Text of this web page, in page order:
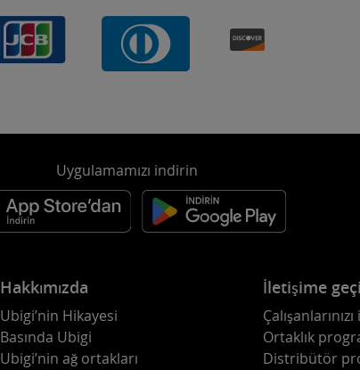
Uygulamamızı indirin
Hakkımızda
Ubigi’nin Hikayesi
Basında Ubigi
Ubigi’nin ağ ortakları
İletişime
Ortaklık
Distribütör